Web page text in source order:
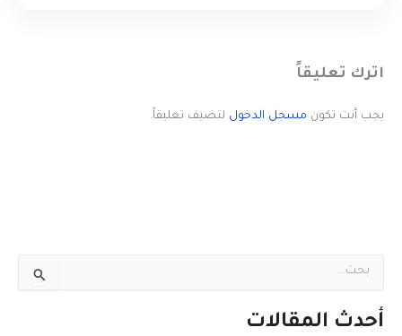
اترك تعليقاً
يجب أنت تكون مسجل الدخول لتضيف تعليقاً.
حأحدث المقالات